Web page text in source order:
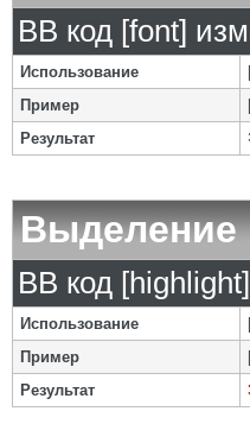
BB код [font]
Использование
Пример
Результат
Выделение
BB код
Использование
Пример
Результат